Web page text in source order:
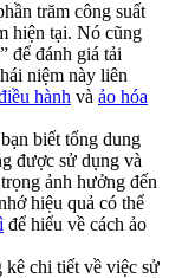
trăm công suất
hiện tại. Nó cũng
để đánh giá tải
niệm này liên
hành và ảo hóa
biết tổng dung
được sử dụng và
ảnh hưởng đến
hiệu quả có thể
để hiểu về cách ảo
kê chi tiết về việc sử